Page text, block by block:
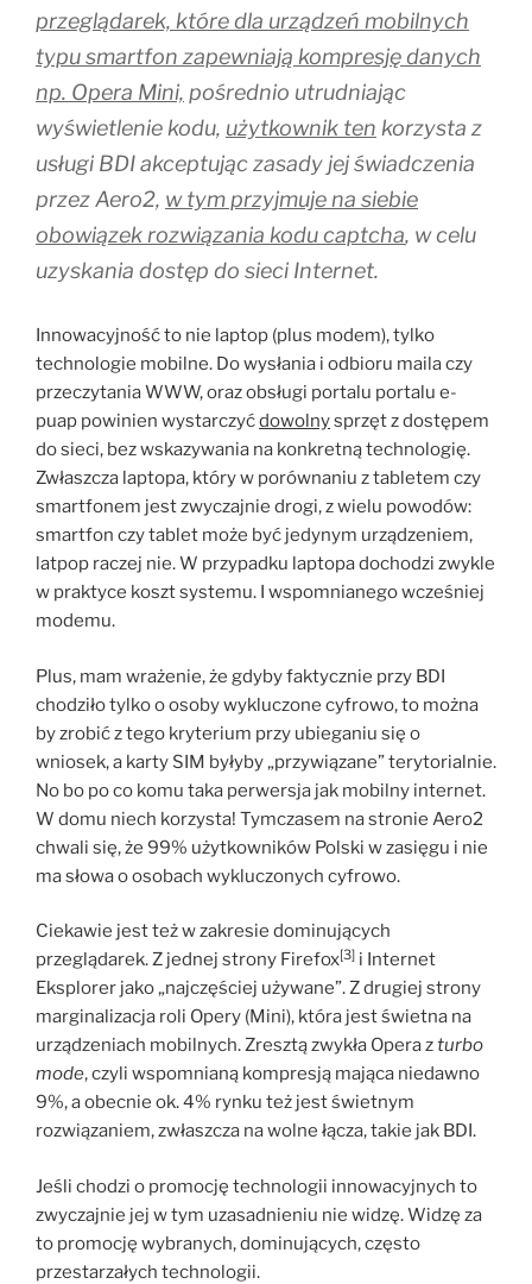
przeglądarek, które dla urządzeń mobilnych
typu smartfon zapewniają kompresję danych
np. Opera Mini, pośrednio utrudniając
wyświetlenie kodu, użytkownik ten korzysta z
usługi BDI akceptując zasady jej świadczenia
przez Aero2, w tym przyjmuje na siebie
obowiązek rozwiązania kodu captcha, w celu
uzyskania dostęp do sieci Internet.
Innowacyjność to nie laptop (plus modem), tylko
technologie mobilne. Do wysłania i odbioru maila czy
przeczytania WWW, oraz obsługi portalu portalu e-
puap powinien wystarczyćdowolnysprzęt z dostępem
do sieci, bez wskazywania na konkretną technologię.
Zwłaszcza laptopa, który w porównaniu z tabletem czy
smartfonem jest zwyczajnie drogi, z wielu powodów:
smartfon czy tablet może być jedynym urządzeniem,
latpop raczej nie. W przypadku laptopa dochodzi zwykle
w praktyce koszt systemu. I wspomnianego wcześniej
modemu.
Plus, mam wrażenie, że gdyby faktycznie przy BDI
chodziło tylko o osoby wykluczone cyfrowo, to można
by zrobić z tego kryterium przy ubieganiu się o
wniosek, a karty SIM byłyby „przywiązane” terytorialnie.
No bo po co komu taka perwersja jak mobilny internet.
W domu niech korzysta! Tymczasem na stronie Aero2
chwali się, że 99% użytkowników Polski w zasięgu i nie
ma słowa o osobach wykluczonych cyfrowo.
Ciekawie jest też w zakresie dominujących
przeglądarek. Z jednej strony Firefox[3] i Internet
Eksplorer jako „najczęściej używane”. Z drugiej strony
marginalizacja roli Opery (Mini), która jest świetna na
urządzeniach mobilnych. Zresztą zwykła Opera zturbo
mode, czyli wspomnianą kompresją mająca niedawno
9%, a obecnie ok. 4% rynku też jest świetnym
rozwiązaniem, zwłaszcza na wolne łącza, takie jak BDI.
Jeśli chodzi o promocję technologii innowacyjnych to
zwyczajnie jej w tym uzasadnieniu nie widzę. Widzę za
to promocję wybranych, dominujących, często
przestarzałych technologii.